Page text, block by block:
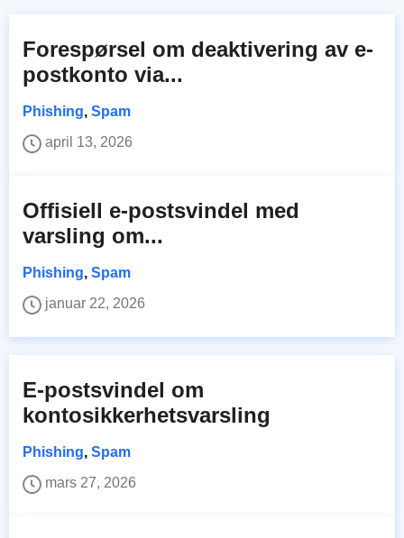
Forespørsel om deaktivering av e-
postkonto via...
Phishing, Spam
april 13, 2026
Offisiell e-postsvindel med
varsling om...
Phishing, Spam
januar 22, 2026
E-postsvindel om
kontosikkerhetsvarsling
Phishing, Spam
mars 27, 2026